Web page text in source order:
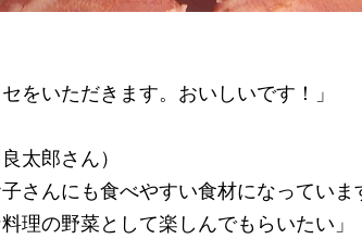
をいただきます。おいしいです！」
太郎さん）
さんにも食べやすい食材になっていま
理の野菜として楽しんでもらいたい」